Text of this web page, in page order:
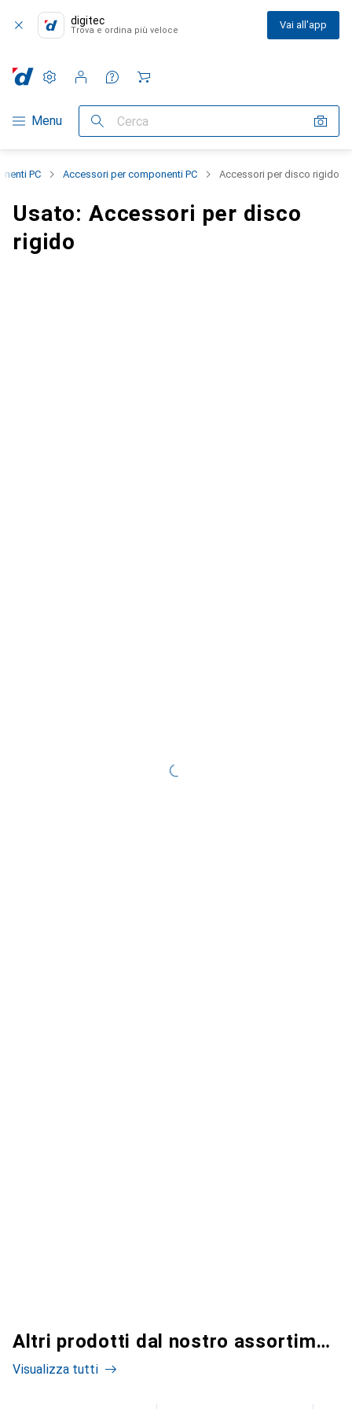
digitec
Trova e ordina più veloce Vai all'app
Categoria Navigazione
Menu Cerca
Impostazioni
Conto cliente
Liste di confronto
Liste dei desideri
Carrello
PC Accessori per componenti PC Accessori per disco rigido
Usato: Accessori per disco
rigido
Altri prodotti dal nostro assortimento
Visualizza tutti